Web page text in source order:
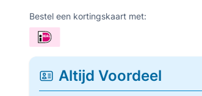
Bestel een kortingskaart met:
Altijd Voordeel